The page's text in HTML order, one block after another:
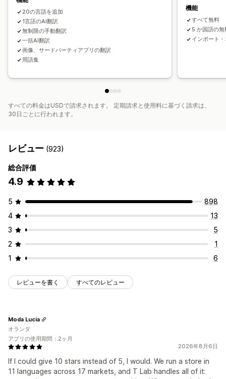
20の言語を追加
1言語のAI翻訳
無制限の手動翻訳
一括AI翻訳
画像、サードパーティアプリの翻訳
用語集
機能
すべて無料
5 か国語の
インポート
すべての料金はUSDで請求されます。 定期請求と使用料に基づく請求は、
30日ごとに行われます。
レビュー (923)
総合評価
4.9
5
898
4
13
3
5
2
1
1
6
レビューを書く すべてのレビュー
2026年8月6日
If I could give 10 stars instead of 5, I would. We run a store in
11 languages across 17 markets, and T Lab handles all of it:
Moda Lucia
オランダ
アプリの使用期間：2ヶ月